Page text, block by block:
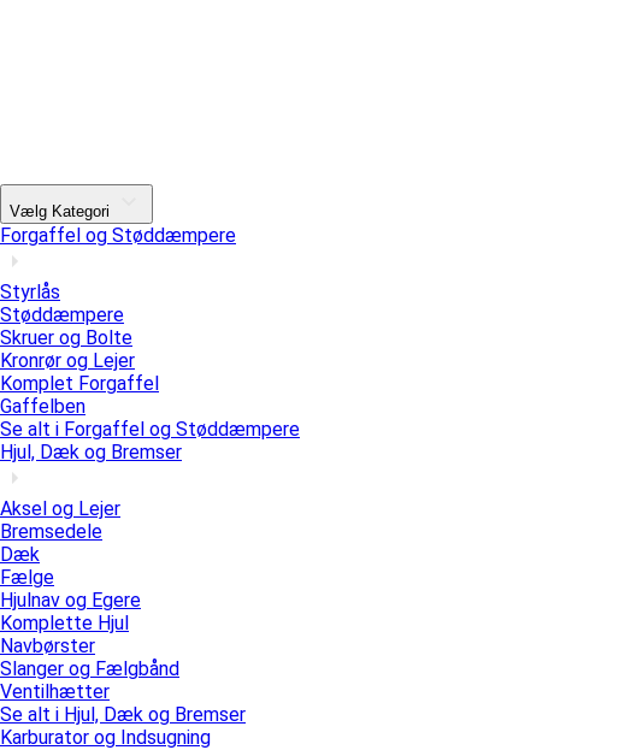
Vælg Kategori
Forgaffel og Støddæmpere
Styrlås
Støddæmpere
Skruer og Bolte
Kronrør og Lejer
Komplet Forgaffel
Gaffelben
Se alt i Forgaffel og Støddæmpere
Hjul, Dæk og Bremser
Aksel og Lejer
Bremsedele
Dæk
Fælge
Hjulnav og Egere
Komplette Hjul
Navbørster
Slanger og Fælgbånd
Ventilhætter
Se alt i Hjul, Dæk og Bremser
Karburator og Indsugning